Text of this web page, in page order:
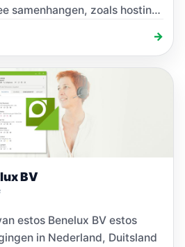
samenhangen, zoals hosting
→
BV
estos Benelux BV estos
in Nederland, Duitsland